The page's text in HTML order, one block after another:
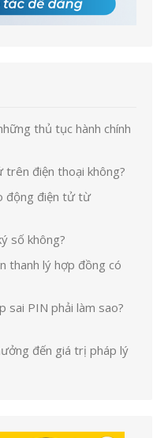
thủ tục hành chính
trên điện thoại không?
động điện tử từ
số không?
thanh lý hợp đồng có
sai PIN phải làm sao?
đến giá trị pháp lý